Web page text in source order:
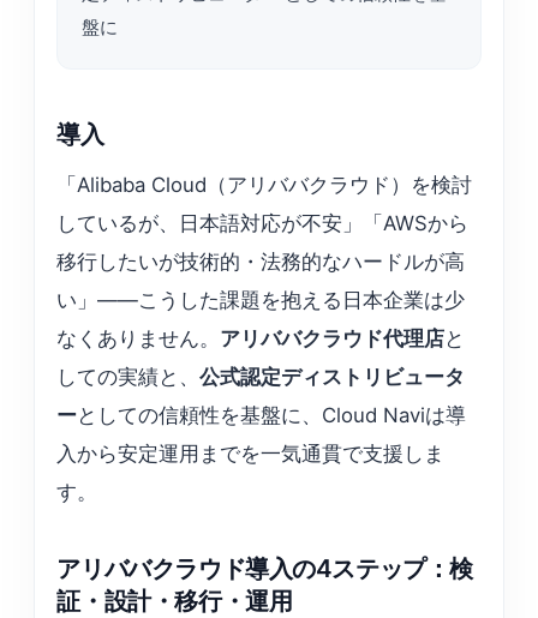
盤に
導入
「Alibaba Cloud（アリババクラウド）を検討
しているが、日本語対応が不安」「AWSから
移行したいが技術的・法務的なハードルが高
い」——こうした課題を抱える日本企業は少
なくありません。 アリババクラウド代理店と
しての実績と、公式認定ディストリビュータ
ーとしての信頼性を基盤に、Cloud Naviは導
入から安定運用までを一気通貫で支援しま
す。
アリババクラウド導入の4ステップ：検
証・設計・移行・運用